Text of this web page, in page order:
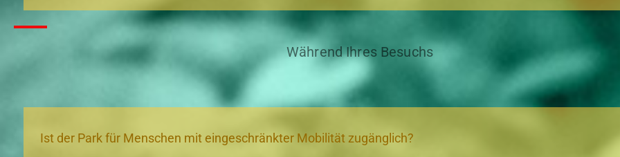
Während Ihres Besuchs
Ist der Park für Menschen mit eingeschränkter Mobilität zugänglich?